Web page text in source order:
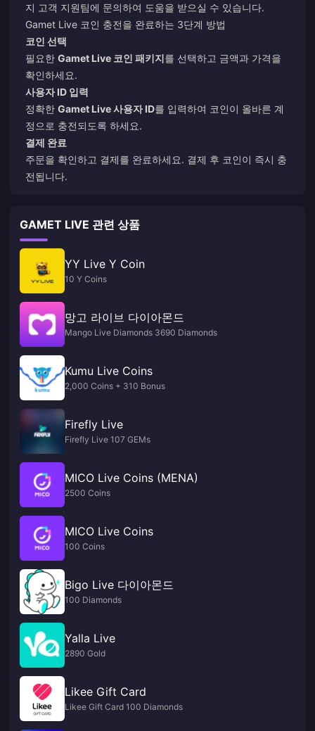
지 고객 지원팀에 문의하여 도움을 받으실 수 있습니다.
Gamet Live 코인 충전을 완료하는 3단계 방법
코인 선택
필요한 Gamet Live 코인 패키지를 선택하고 금액과 가격을
확인하세요.
사용자 ID 입력
정확한 Gamet Live 사용자 ID를 입력하여 코인이 올바른 계
정으로 충전되도록 하세요.
결제 완료
주문을 확인하고 결제를 완료하세요. 결제 후 코인이 즉시 충
전됩니다.
GAMET LIVE 관련 상품
YY Live Y Coin
10 Y Coins
망고 라이브 다이아몬드
Mango Live Diamonds 3690 Diamonds
Kumu Live Coins
2,000 Coins + 310 Bonus
Firefly Live
Firefly Live 107 GEMs
MICO Live Coins (MENA)
2500 Coins
MICO Live Coins
100 Coins
Bigo Live 다이아몬드
100 Diamonds
Yalla Live
2890 Gold
Likee Gift Card
Likee Gift Card 100 Diamonds